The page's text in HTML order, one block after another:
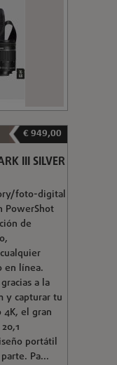
€ 949,00
III SILVER
foto-digital
PowerShot
de
en línea.
a la
y capturar tu
el gran
portátil
Pa...